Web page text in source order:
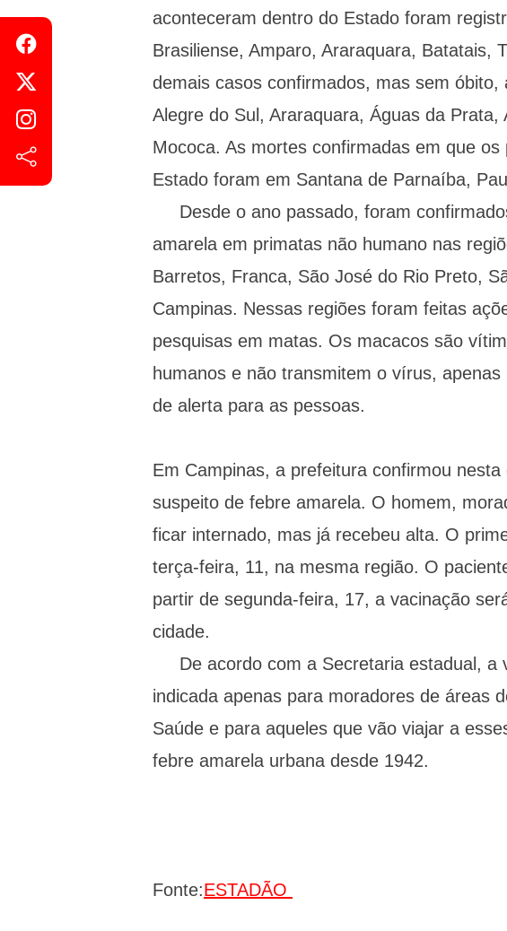
aconteceram dentro do Estado foram
Brasiliense, Amparo, Araraquara, Batatais,
demais casos confirmados, mas sem
Alegre do Sul, Araraquara, Águas da
Mococa. As mortes confirmadas em que
Estado foram em Santana de Parnaíba,
Desde o ano passado, foram
amarela em primatas não humano nas
Barretos, Franca, São José do Rio Preto,
Campinas. Nessas regiões foram feitas
pesquisas em matas. Os macacos são
humanos e não transmitem o vírus,
de alerta para as pessoas.
Em Campinas, a prefeitura confirmou
suspeito de febre amarela. O homem,
ficar internado, mas já recebeu alta. O
terça-feira, 11, na mesma região. O
partir de segunda-feira, 17, a vacinação
cidade.
De acordo com a Secretaria estadual, a
indicada apenas para moradores de áreas
Saúde e para aqueles que vão viajar a
febre amarela urbana desde 1942.
Fonte:ESTADÃO